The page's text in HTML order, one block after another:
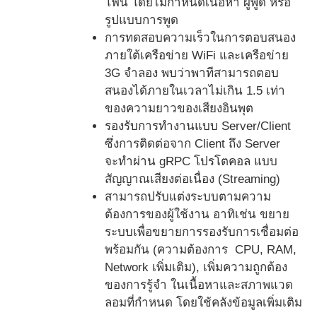
รูปแบบการพูด
การทดสอบความเร็วในการตอบสนอง
ภายใต้เครือข่าย WiFi และเครือข่าย
3G จำลอง พบว่าพาทีสามารถตอบ
สนองได้ภายในเวลาไม่เกิน 1.5 เท่า
ของความยาวของเสียงอินพุต
รองรับการทํางานแบบ Server/Client
ซึ่งการติดต่อจาก Client ถึง Server
จะทําผ่าน gRPC โปรโตคอล แบบ
สัญญาณเสียงต่อเนื่อง (Streaming)
​​สามารถปรับแต่งระบบตามความ
ต้องการของผู้ใช้งาน อาทิเช่น ขยาย
ระบบเพื่อขยายการรองรับการเชื่อมต่อ
พร้อมกัน (ความต้องการ CPU, RAM,
Network เพิ่มเติม), เพิ่มความถูกต้อง
ของการรู้จํา ในเนื้อหาและสภาพแวด
ลอมที่กําหนด โดยใช้คลังข้อมูลเพิ่มเติม